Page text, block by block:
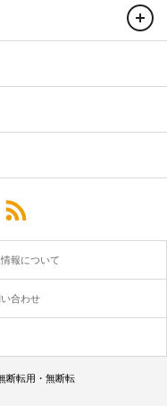
報について
合わせ
断転用・無断転